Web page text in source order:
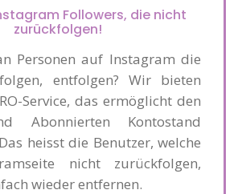
Followers, die nicht
zurückfolgen!
Personen auf Instagram die
entfolgen? Wir bieten
Service, das ermöglicht den
Abonnierten Kontostand
heisst die Benutzer, welche
nicht zurückfolgen,
wieder entfernen.